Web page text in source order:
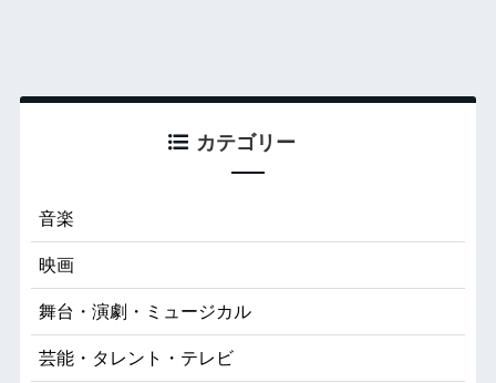
カテゴリー
音楽
映画
舞台・演劇・ミュージカル
芸能・タレント・テレビ